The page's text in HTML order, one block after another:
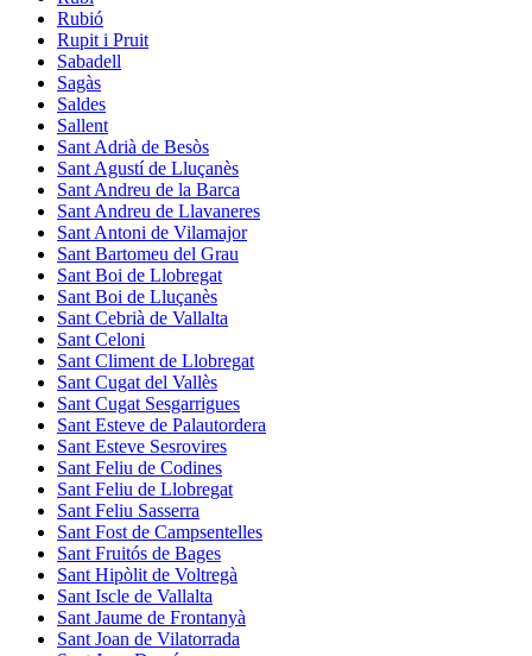
Rubió
Rupit i Pruit
Sabadell
Sagàs
Saldes
Sallent
Sant Adrià de Besòs
Sant Agustí de Lluçanès
Sant Andreu de la Barca
Sant Andreu de Llavaneres
Sant Antoni de Vilamajor
Sant Bartomeu del Grau
Sant Boi de Llobregat
Sant Boi de Lluçanès
Sant Cebrià de Vallalta
Sant Celoni
Sant Climent de Llobregat
Sant Cugat del Vallès
Sant Cugat Sesgarrigues
Sant Esteve de Palautordera
Sant Esteve Sesrovires
Sant Feliu de Codines
Sant Feliu de Llobregat
Sant Feliu Sasserra
Sant Fost de Campsentelles
Sant Fruitós de Bages
Sant Hipòlit de Voltregà
Sant Iscle de Vallalta
Sant Jaume de Frontanyà
Sant Joan de Vilatorrada